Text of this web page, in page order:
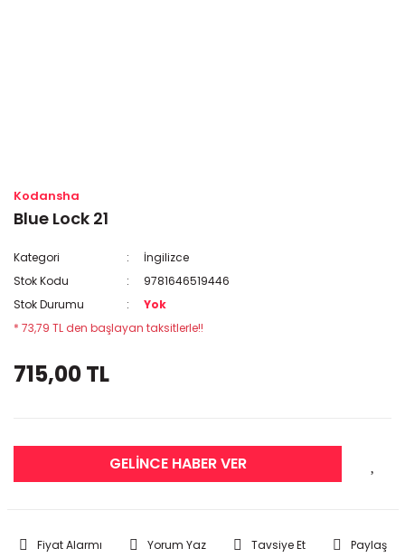
Kodansha
Blue Lock 21
Kategori
İngilizce
Stok Kodu
9781646519446
Stok Durumu
Yok
* 73,79 TL den başlayan taksitlerle!!
715,00 TL
GELİNCE HABER VER
Fiyat Alarmı Yorum Yaz Tavsiye Et Paylaş